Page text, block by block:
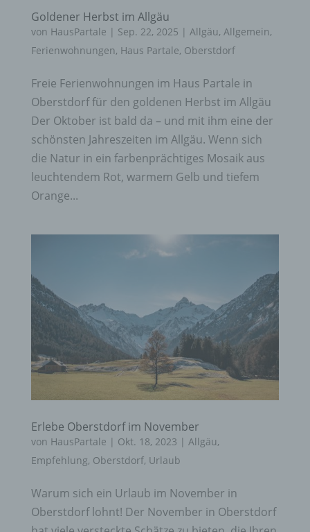
Goldener Herbst im Allgäu
von HausPartale | Sep. 22, 2025 | Allgäu, Allgemein,
Ferienwohnungen, Haus Partale, Oberstdorf
Freie Ferienwohnungen im Haus Partale in
Oberstdorf für den goldenen Herbst im Allgäu
Der Oktober ist bald da – und mit ihm eine der
schönsten Jahreszeiten im Allgäu. Wenn sich
die Natur in ein farbenprächtiges Mosaik aus
leuchtendem Rot, warmem Gelb und tiefem
Orange...
Erlebe Oberstdorf im November
von HausPartale | Okt. 18, 2023 | Allgäu,
Empfehlung, Oberstdorf, Urlaub
Warum sich ein Urlaub im November in
Oberstdorf lohnt! Der November in Oberstdorf